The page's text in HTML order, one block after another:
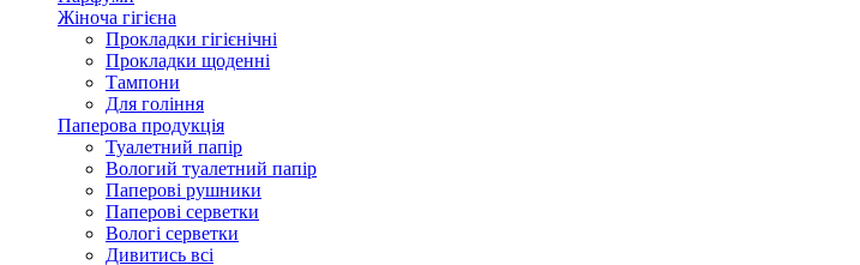
Жіноча гігієна
Прокладки гігієнічні
Прокладки щоденні
Тампони
Для гоління
Паперова продукція
Туалетний папір
Вологий туалетний папір
Паперові рушники
Паперові серветки
Вологі серветки
Дивитись всі